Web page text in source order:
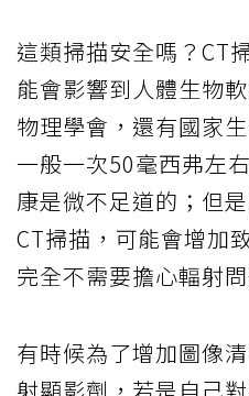
這類掃描安全嗎？CT
能會影響到人體生物
物理學會，還有國家
一般一次50毫西弗左
康是微不足道的；但
CT掃描，可能會增加
完全不需要擔心輻射問
有時候為了增加圖像